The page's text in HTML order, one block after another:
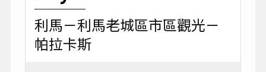
利馬－利馬老城區市區觀光－
帕拉卡斯